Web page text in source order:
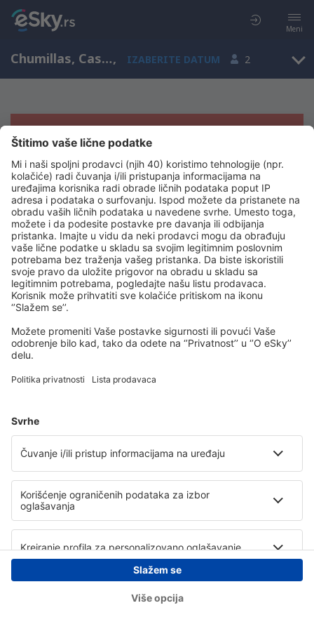
Meni
Chumillas, Castile-La Mancha, Španija, IZABERITE DATUM 2
Žao nam je, ne možemo da prikažemo
rezultate
Pokušajte još jednom kad izaberete druge kriterijume
Copyright © eSky.rs. Sva prava zadržana.